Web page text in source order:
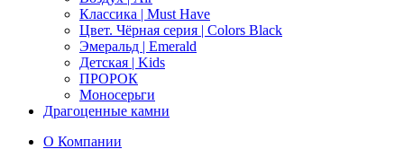
Классика | Must Have
Цвет. Чёрная серия | Colors Black
Эмеральд | Emerald
Детская | Kids
ПРОРОК
Моносерьги
Драгоценные камни
О Компании